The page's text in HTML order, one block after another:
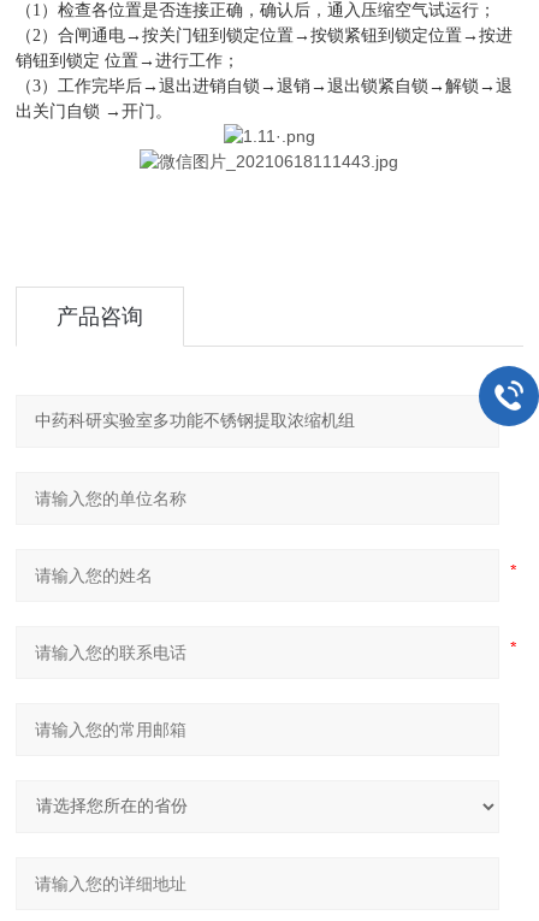
（1）检查各位置是否连接正确，确认后，通入压缩空气试运行；
（2）合闸通电→按关门钮到锁定位置→按锁紧钮到锁定位置→按进
销钮到锁定 位置→进行工作；
（3）工作完毕后→退出进销自锁→退销→退出锁紧自锁→解锁→退
出关门自锁 →开门。
产品咨询